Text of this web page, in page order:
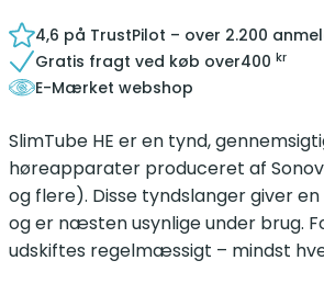
4,6 på TrustPilot – over 2.200
Gratis fragt ved køb over400 kr
E-Mærket webshop
SlimTube HE er en tynd,
høreapparater produceret af
og flere). Disse tyndslanger giver
og er næsten usynlige under brug.
udskiftes regelmæssigt – mindst